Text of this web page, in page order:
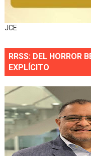
JCE
RRSS: DEL HORROR
EXPLÍCITO